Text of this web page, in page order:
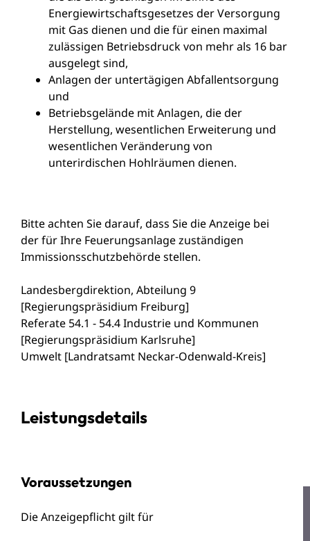
Energiewirtschaftsgesetzes der Versorgung
mit Gas dienen und die für einen maximal
zulässigen Betriebsdruck von mehr als 16 bar
ausgelegt sind,
Anlagen der untertägigen Abfallentsorgung
und
Betriebsgelände mit Anlagen, die der
Herstellung, wesentlichen Erweiterung und
wesentlichen Veränderung von
unterirdischen Hohlräumen dienen.
Bitte achten Sie darauf, dass Sie die Anzeige bei
der für Ihre Feuerungsanlage zuständigen
Immissionsschutzbehörde stellen.
Landesbergdirektion, Abteilung 9
[Regierungspräsidium Freiburg]
Referate 54.1 - 54.4 Industrie und Kommunen
[Regierungspräsidium Karlsruhe]
Umwelt [Landratsamt Neckar-Odenwald-Kreis]
Leistungsdetails
Voraussetzungen
Die Anzeigepflicht gilt für